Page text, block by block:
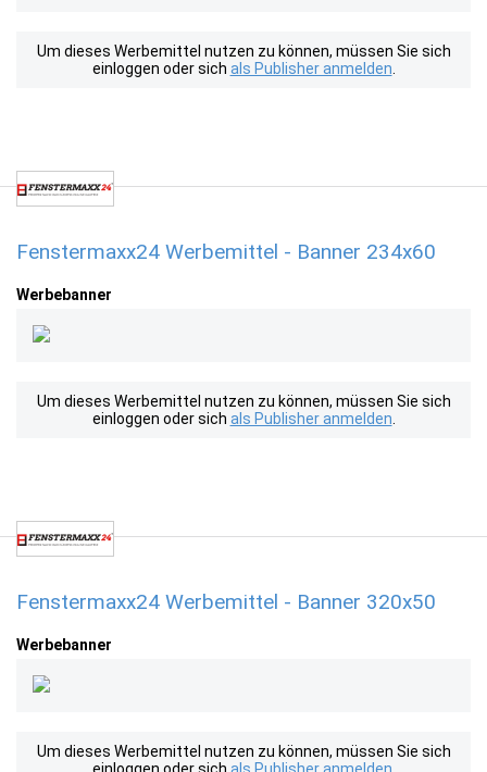
Um dieses Werbemittel nutzen zu können, müssen Sie sich
einloggen oder sich als Publisher anmelden
Fenstermaxx24 Werbemittel - Banner 234x60
Werbebanner
Um dieses Werbemittel nutzen zu können, müssen Sie sich
einloggen oder sich als Publisher anmelden
Fenstermaxx24 Werbemittel - Banner 320x50
Werbebanner
Um dieses Werbemittel nutzen zu können, müssen Sie sich